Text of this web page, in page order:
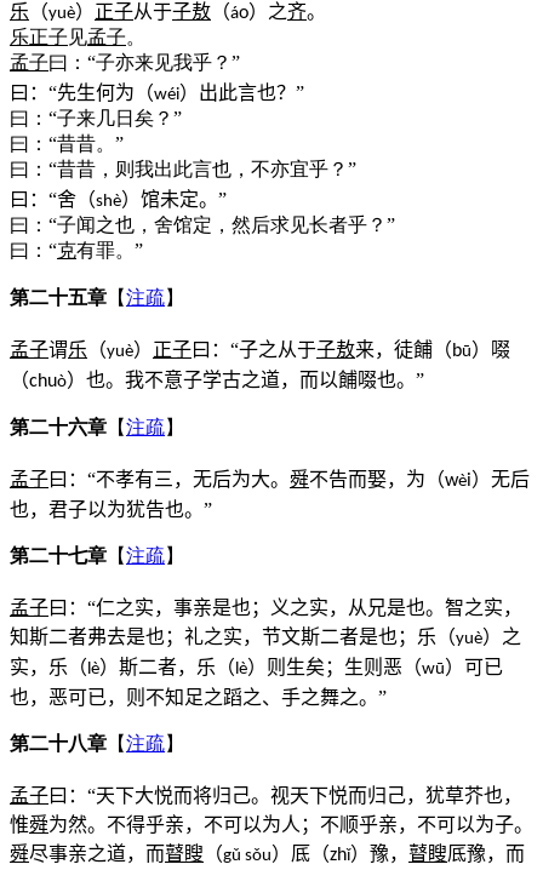
乐 （yuè） 正子从于子敖 （áo）之齐。
乐正子 见孟子。
孟子曰：“子亦来见我乎？”
曰：“先生何为（wéi）出此言也？”
曰：“子来几日矣？”
曰：“昔昔。”
曰：“昔昔，则我出此言也，不亦宜乎？”
曰：“舍（shè）馆未定。”
曰：“子闻之也，舍馆定，然后求见长者乎？”
曰：“克有罪。”
第二十五章 【注疏】
孟子谓乐 （yuè） 正子曰：“子之从于子敖来，徒餔（bū）啜
（chuò）也。我不意子学古之道，而以餔啜也。”
第二十六章 【注疏】
孟子曰：“不孝有三，无后为大。 舜不告而娶，为（wèi）无后
也，君子以为犹告也。”
第二十七章 【注疏】
孟子曰：“仁之实，事亲是也；义之实，从兄是也。智之实，
知斯二者弗去是也；礼之实，节文斯二者是也；乐（yuè）之
实，乐（ lè）斯二者，乐（ lè）则生矣；生则恶（wū）可已
也，恶可已，则不知足之蹈之、手之舞之。”
第二十八章 【注疏】
孟子曰：“天下大悦而将归己。视天下悦而归己，犹草芥也，
惟舜为然。不得乎亲，不可以为人；不顺乎亲，不可以为子。
舜尽事亲之道，而瞽瞍 （gǔ sǒu）厎（zhǐ）豫， 瞽瞍厎豫，而